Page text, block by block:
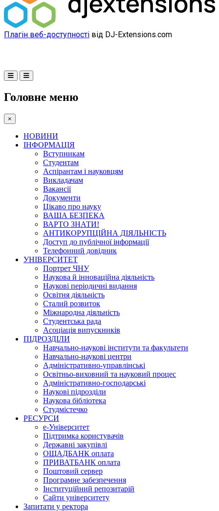
Плагін веб-доступності від DJ-Extensions.com
Головне меню
×
НОВИНИ
ІНФОРМАЦІЯ
Вступникам
Студентам
Аспірантам і науковцям
Викладачам
Вакансії
Документи
Цікаво про науку
ВАША БЕЗПЕКА
ВАРТО ЗНАТИ!
АНТИКОРУПЦІЙНА ДІЯЛЬНІСТЬ
Доступ до публічної інформації
Телефонний довідник
УНІВЕРСИТЕТ
Портрет ЧНУ
Наукова й інноваційна діяльність
Наукові періодичні видання
Освітня діяльність
Сталий розвиток
Міжнародна діяльність
Студентська рада
Асоціація випускників
ПІДРОЗДІЛИ
Навчально-наукові інститути та факультети
Навчально-наукові центри
Адміністративно-управлінські
Освітньо-виховний та науковий процес
Адміністративно-господарські
Наукові підрозділи
Наукова бібліотека
Студмістечко
РЕСУРСИ
е-Університет
Підтримка користувачів
Державні закупівлі
ОЩАДБАНК оплата
ПРИВАТБАНК оплата
Поштовий сервер
Програмне забезпечення
Інституційний репозитарій
Сайти університету
Запитати у ректора